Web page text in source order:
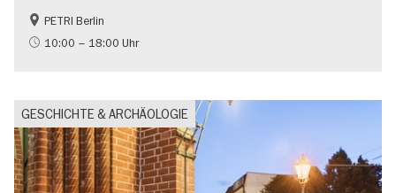
NS-Geschichte
PETRI Berlin
10:00 – 18:00 Uhr
GESCHICHTE & ARCHÄOLOGIE